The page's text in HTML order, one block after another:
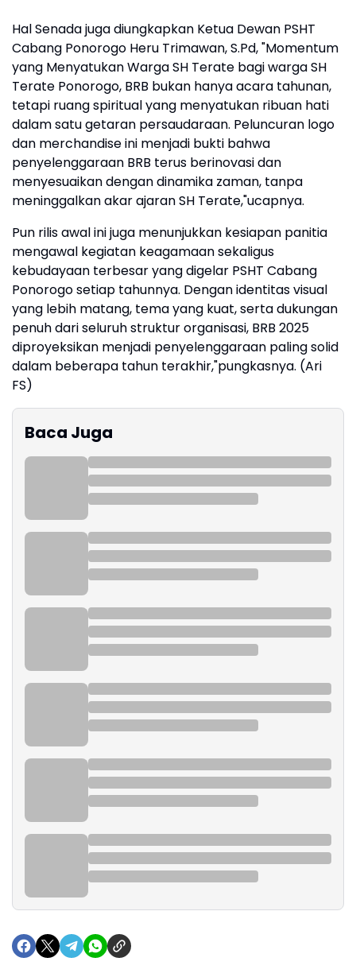
Hal Senada juga diungkapkan Ketua Dewan PSHT
Cabang Ponorogo Heru Trimawan, S.Pd, "Momentum
yang Menyatukan Warga SH Terate bagi warga SH
Terate Ponorogo, BRB bukan hanya acara tahunan,
tetapi ruang spiritual yang menyatukan ribuan hati
dalam satu getaran persaudaraan. Peluncuran logo
dan merchandise ini menjadi bukti bahwa
penyelenggaraan BRB terus berinovasi dan
menyesuaikan dengan dinamika zaman, tanpa
meninggalkan akar ajaran SH Terate,"ucapnya.
Pun rilis awal ini juga menunjukkan kesiapan panitia
mengawal kegiatan keagamaan sekaligus
kebudayaan terbesar yang digelar PSHT Cabang
Ponorogo setiap tahunnya. Dengan identitas visual
yang lebih matang, tema yang kuat, serta dukungan
penuh dari seluruh struktur organisasi, BRB 2025
diproyeksikan menjadi penyelenggaraan paling solid
dalam beberapa tahun terakhir,"pungkasnya. (Ari
FS)
Baca Juga